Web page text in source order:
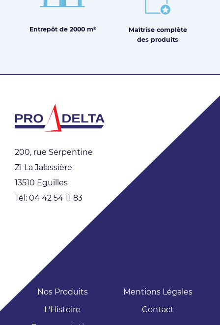
Entrepôt de 2000 m² Maîtrisecomplète
des produits
200, rue Serpentine
ZI La Jalassière
13510 Eguilles
Tél: 04 42 54 11 83
Nos Produits
L'Histoire
Mentions Légales
Contact